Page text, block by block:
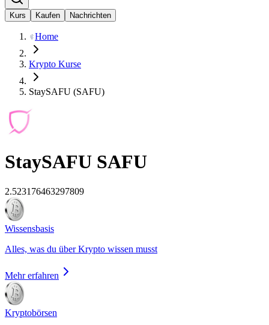
Kurs Kaufen Nachrichten
Home
Krypto Kurse
StaySAFU (SAFU)
StaySAFU SAFU
2.523176463297809
Wissensbasis
Alles, was du über Krypto wissen musst
Mehr erfahren
Kryptobörsen